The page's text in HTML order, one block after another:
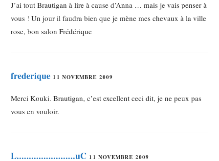
J’ai tout Brautigan à lire à cause d’Anna … mais je vais penser à
vous ! Un jour il faudra bien que je mène mes chevaux à la ville
rose, bon salon Frédérique
frederique 11 NOVEMBRE 2009
Merci Kouki. Brautigan, c’est excellent ceci dit, je ne peux pas
vous en vouloir.
L........................uC 11 NOVEMBRE 2009